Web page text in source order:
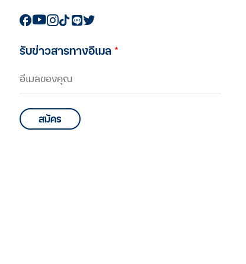
บุพการีที่เคารพ Season 2 EP.4
: เมื่อสุดท้ายคนที่ตัดสินใจ ยื้อ-
แต่เป็น ‘ลูก’ แต่ทางเลือกไหนกัน
บุพการีที่เคารพ Season 2 EP.3
: โควิดยิ่งแย่ พ่อ-แม่ ยิ่งหดหู่ ลูก
ต้องทำอย่างไรกับความเครียด
รับข่าวสารทางอีเมล*